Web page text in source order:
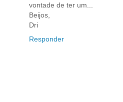
vontade de ter um...
Beijos,
Dri
Responder